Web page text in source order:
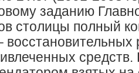
заданию
столицы полный
восстановительных
средств.